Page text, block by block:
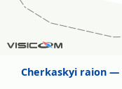
Cherkaskyi raion